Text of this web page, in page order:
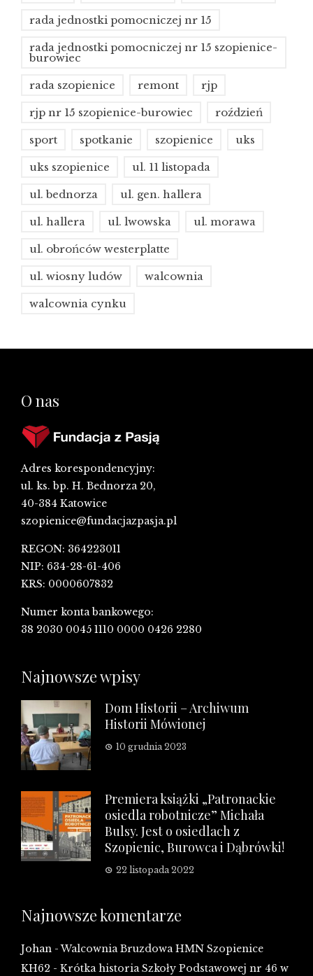
rada jednostki pomocniczej nr 15
rada jednostki pomocniczej nr 15 szopienice-
burowiec
rada szopienice remont rjp
rjp nr 15 szopienice-burowiec roździeń
sport spotkanie szopienice uks
uks szopienice ul. 11 listopada
ul. bednorza ul. gen. hallera
ul. hallera ul. lwowska ul. morawa
ul. obrońców westerplatte
ul. wiosny ludów walcownia
walcownia cynku
O nas
Adres korespondencyjny:
ul. ks. bp. H. Bednorza 20,
40-384 Katowice
szopienice@fundacjazpasja.pl
REGON: 364223011
NIP: 634-28-61-406
KRS: 0000607832
Numer konta bankowego:
38 2030 0045 1110 0000 0426 2280
Najnowsze wpisy
Dom Historii – Archiwum
Historii Mówionej
10 grudnia 2023
Premiera książki „Patronackie
osiedla robotnicze” Michała
Bulsy. Jest o osiedlach z
Szopienic, Burowca i Dąbrówki!
22 listopada 2022
Najnowsze komentarze
Johan -Walcownia Bruzdowa HMN Szopienice
KH62 - Krótka historia Szkoły Podstawowej nr 46 w